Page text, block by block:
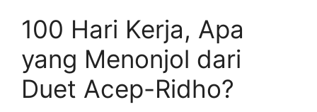
100 Hari Kerja, Apa
yang Menonjol dari
Duet Acep-Ridho?